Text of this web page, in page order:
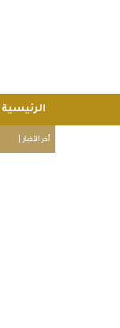
الرئيسية
أخر الأخبار |